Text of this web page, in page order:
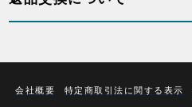
会社概要 特定商取引法に関する表示